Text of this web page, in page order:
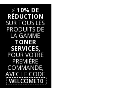
⚡ 10% DE
RÉDUCTION
SUR TOUS LES
PRODUITS DE
LA GAMME
TONER
SERVICES,
POUR VOTRE
PREMIÈRE
COMMANDE,
AVEC LE CODE
WELCOME10